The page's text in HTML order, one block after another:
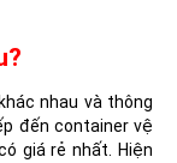
nhau và thông
đến container vệ
giá rẻ nhất. Hiện